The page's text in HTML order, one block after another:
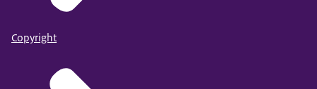
Copyright